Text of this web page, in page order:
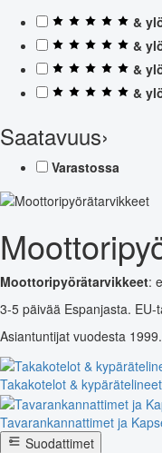
&
&
&
&
Saatavuus›
Varastossa
Moottoripyörätarvikkeet:
3-5 päivää Espanjasta. EU-
Asiantuntijat vuodesta
Takakotelot &
Tavarankannattimet ja
Suodattimet